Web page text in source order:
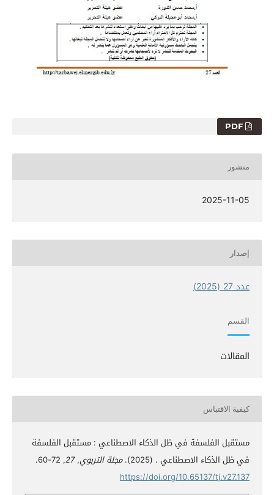
PDF
منشور
2025-11-05
إصدار
عدد 27 (2025)
القسم
المقالات
كيفية الاقتباس
مستقبل الفلسفة في ظل الذكاء الاصطناعي : مستقبل الفلسفة
في ظل الذكاء الاصطناعي . (2025).
مجلة التربوي,
27
, 72-60.
https://doi.org/10.65137/tj.v27.137